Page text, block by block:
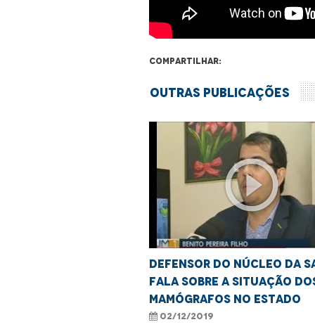
Compartilhar:
Outras Publicações
play_circle_outline
Defensor do Núcleo da
fala sobre a situação
mamógrafos no Estado
02/12/2019